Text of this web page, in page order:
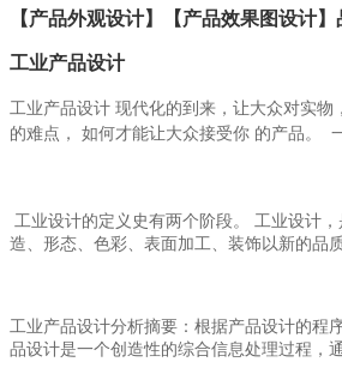
【产品外观设计】【产品效果图设计
工业产品设计
工业产品设计 现代化的到来，让大众对实物
的难点，
如何才能让大众接受你 的产品。
工业设计的定义史有两个阶段。 工业设计
造、形态、色彩、表面加工、装饰以新的品
工业产品设计分析摘要：根据产品设计的程
品设计是一个创造性的综合信息处理过程，